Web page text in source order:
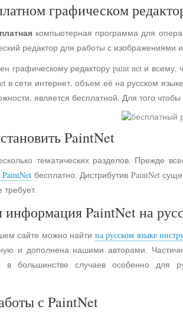
графическом
компьютерная программа для
редактор для работы с изображениями
графическому редактору paint net и
в сети интернет, объем её на русском
является бесплатной. Для того
PaintNet
тематических разделов. Прежде
бесплатно. Дистрибутив PaintNet
требует.
информация PaintNet на
сайте можно найти на русском языке
и дополнена нашими авторами.
в большинстве случаев особенно для
с PaintNet